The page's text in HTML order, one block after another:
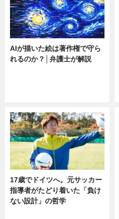
AIが描いた絵は著作権で守ら
れるのか？│弁護士が解説
17歳でドイツへ。元サッカー
指導者がたどり着いた「負け
ない設計」の哲学